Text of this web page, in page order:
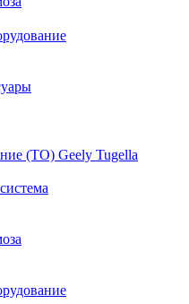
(ТО) Geely Tugella